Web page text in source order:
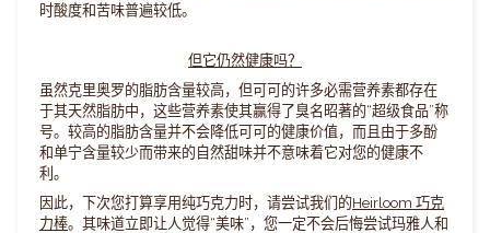
时酸度和苦味普遍较低。
但它仍然健康吗？
虽然克里奥罗的脂肪含量较高，但可可的许多必需营养素都存在
于其天然脂肪中，这些营养素使其赢得了臭名昭著的“超级食品”称
号。较高的脂肪含量并不会降低可可的健康价值，而且由于多酚
和单宁含量较少而带来的自然甜味并不意味着它对您的健康不
利。
因此，下次您打算享用纯巧克力时，请尝试我们的Heirloom 巧克
力棒。 其味道立即让人觉得“美味”，您一定不会后悔尝试玛雅人和